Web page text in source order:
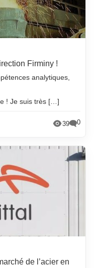
Firminy !
analytiques,
! Je suis très […]
39 0
de l’acier en